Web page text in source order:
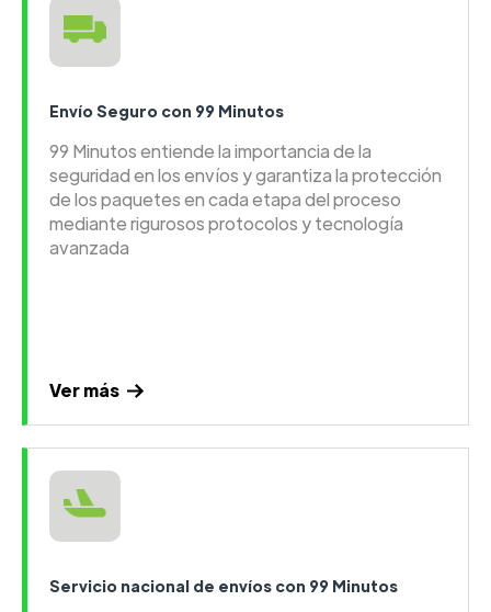
Envío Seguro con 99 Minutos
99 Minutos entiende la importancia de la
seguridad en los envíos y garantiza la protección
de los paquetes en cada etapa del proceso
mediante rigurosos protocolos y tecnología
avanzada
Ver más
Servicio nacional de envíos con 99 Minutos